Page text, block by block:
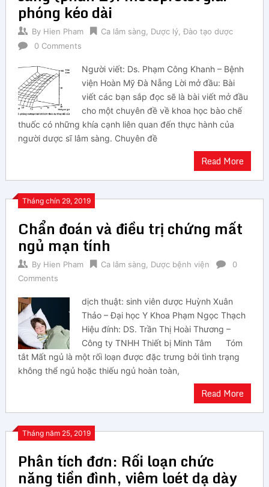
phóng kéo dài
By Hien Pham Ca lâm sàng Dược lý, Đào tạo dược
0 Comments
Người viết: Ds. Phạm Công Khanh – Bệnh
viện Hoàn Mỹ Đà Nẵng Lời mở đầu: Bài
viết các bạn sắp đọc sẽ là bài viết mở đầu
cho một chuyên đề về khoa học bào chế
thuốc có những khía cạnh liên quan đến thực hành của
người dược sĩ lâm sàng. Chuyên đề
Read More
Tháng chín 29, 2019
Chẩn đoán và điều trị chứng mất
ngủ mạn tính
By Hien Pham Ca lâm sàng Dược bệnh viện
0
Comments
dịch thuật: sinh viên dược Huỳnh Xuân
Thảo – Đại học Y Khoa Phạm Ngọc Thạch
Hiệu đính: DS. Trần Thị Hoài Thương –
Công ty TNHH Thiết bị Minh Tâm Tóm
tắt Mất ngủ là một rối loạn được đặc trưng bởi tình trạng
không thể ngủ hoặc thiếu ngủ hoàn toàn,
Read More
Tháng năm 25, 2019
Phân tích đơn: Rối loạn chức
năng tiền đình, viêm loét dạ dày